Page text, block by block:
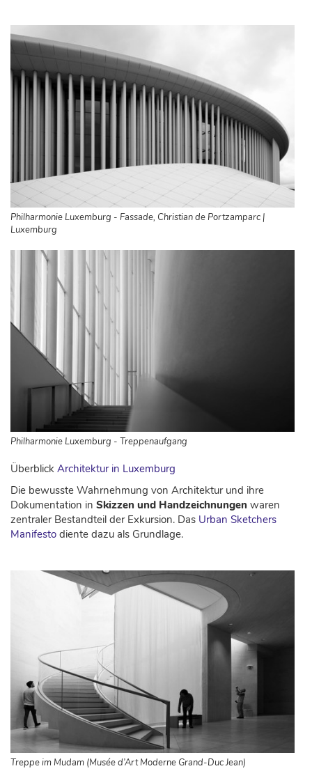
Philharmonie Luxemburg - Fassade, Christian de Portzamparc |
Luxemburg
Philharmonie Luxemburg - Treppenaufgang
Überblick Architektur in Luxemburg
Die bewusste Wahrnehmung von Architektur und ihre
Dokumentation in Skizzen und Handzeichnungen waren
zentraler Bestandteil der Exkursion. Das Urban Sketchers
Manifesto diente dazu als Grundlage.
Treppe im Mudam (Musée d’Art Moderne Grand-Duc Jean)